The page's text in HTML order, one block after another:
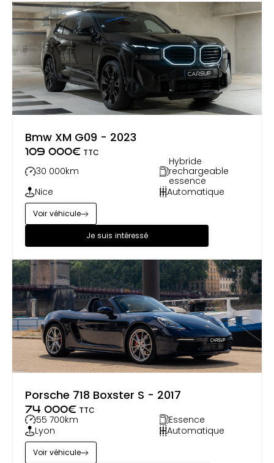
Bmw XM G09 - 2023
109 000€ TTC
30 000km
Hybride
rechargeable
essence
Nice
Automatique
Je suis intéressé
Voir véhicule
Porsche 718 Boxster S - 2017
74 000€ TTC
55 700km
Essence
Lyon
Automatique
Voir véhicule